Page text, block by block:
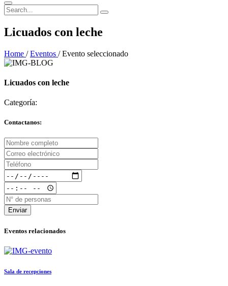
Licuados con leche
Home / Eventos / Evento seleccionado
Licuados con leche
Categoría:
Contactanos:
Enviar
Eventos relacionados
Sala de recepciones